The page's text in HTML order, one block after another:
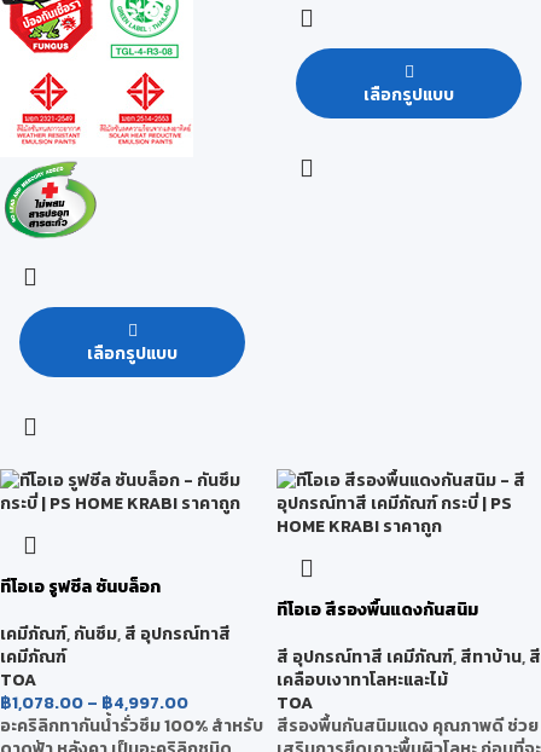
เลือกรูปแบบ
เลือกรูปแบบ
ทีโอเอ รูฟซีล ซันบล็อก
เคมีภัณฑ์,กันซึม,สี อุปกรณ์ทาสี
เคมีภัณฑ์
TOA
฿1,078.00– ฿4,997.00
อะคริลิกทากันน้ำรั่วซึม 100% สำหรับ
ทีโอเอ สีรองพื้นแดงกันสนิม
สี อุปกรณ์ทาสี เคมีภัณฑ์,สีทาบ้าน,สี
เคลือบเงาทาโลหะและไม้
TOA
สีรองพื้นกันสนิมแดง คุณภาพดี ช่วย